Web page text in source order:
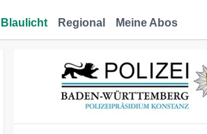
Blaulicht Regional Meine Abos